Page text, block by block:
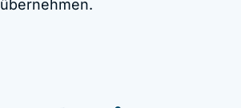
übernehmen.